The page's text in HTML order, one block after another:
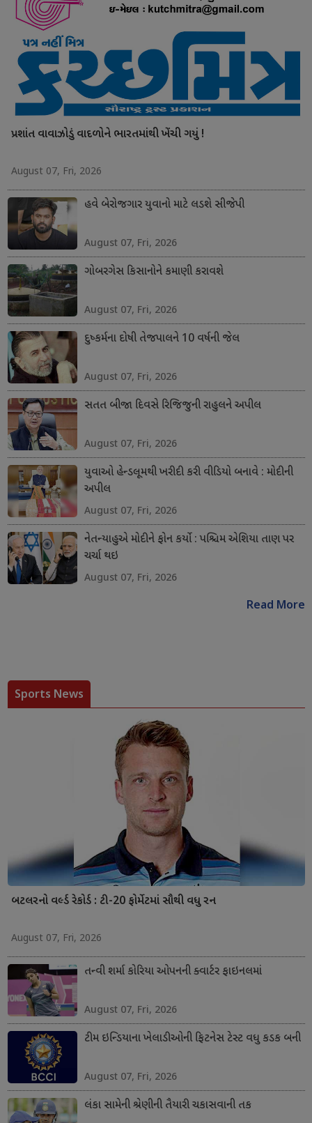
પ્રશાંત વાવાઝોડું વાદળોને ભારતમાંથી ખેંચી ગયું !
August 07, Fri, 2026
હવે બેરોજગાર યુવાનો માટે લડશે સીજેપી
August 07, Fri, 2026
ગોબરગેસ કિસાનોને કમાણી કરાવશે
August 07, Fri, 2026
દુષ્કર્મના દોષી તેજપાલને 10 વર્ષની જેલ
August 07, Fri, 2026
સતત બીજા દિવસે રિજિજુની રાહુલને અપીલ
August 07, Fri, 2026
યુવાઓ હેન્ડલૂમથી ખરીદી કરી વીડિયો બનાવે : મોદીની
અપીલ
August 07, Fri, 2026
નેતન્યાહુએ મોદીને ફોન કર્યો : પશ્ચિમ એશિયા તાણ પર
ચર્ચા થઇ
August 07, Fri, 2026
Read More
Sports News
બટલરનો વર્લ્ડ રેકોર્ડ : ટી-20 ફોર્મેટમાં સૌથી વધુ રન
August 07, Fri, 2026
તન્વી શર્મા કોરિયા ઓપનની ક્વાર્ટર ફાઇનલમાં
August 07, Fri, 2026
ટીમ ઇન્ડિયાના ખેલાડીઓની ફિટનેસ ટેસ્ટ વધુ કડક બની
August 07, Fri, 2026
લંકા સામેની શ્રેણીની તૈયારી ચકાસવાની તક